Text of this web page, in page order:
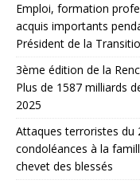
Emploi, formation
acquis importants
Président de la
3ème édition de la
Plus de 1587 milliards
2025
Attaques terroristes du
condoléances à la
chevet des blessés